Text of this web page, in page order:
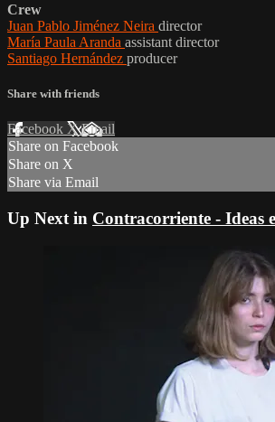
Crew
Juan Pablo Jiménez Neira director
María Paula Aranda assistant director
Santiago Hernández producer
Share with friends
Facebook XEmail
Share on Facebook
Share on X
Share via Email
Up Next in Contracorriente - Ideas